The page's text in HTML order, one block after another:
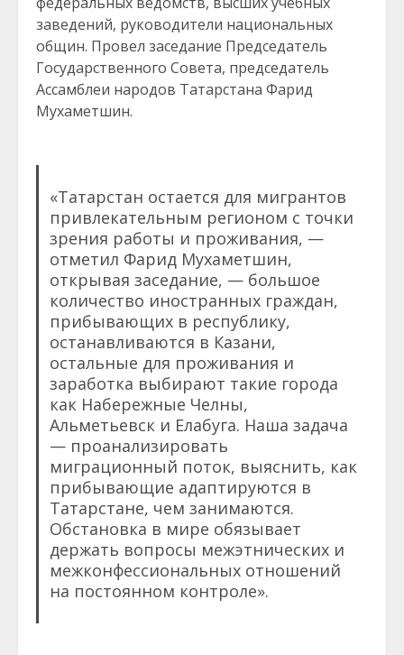
заведений, руководители национальных
общин. Провел заседание Председатель
Государственного Совета, председатель
Ассамблеи народов Татарстана Фарид
Мухаметшин.
«Татарстан остается для мигрантов
привлекательным регионом с точки
зрения работы и проживания, —
отметил Фарид Мухаметшин,
открывая заседание, — большое
количество иностранных граждан,
прибывающих в республику,
останавливаются в Казани,
остальные для проживания и
заработка выбирают такие города
как Набережные Челны,
Альметьевск и Елабуга. Наша задача
— проанализировать
миграционный поток, выяснить, как
прибывающие адаптируются в
Татарстане, чем занимаются.
Обстановка в мире обязывает
держать вопросы межэтнических и
межконфессиональных отношений
на постоянном контроле».